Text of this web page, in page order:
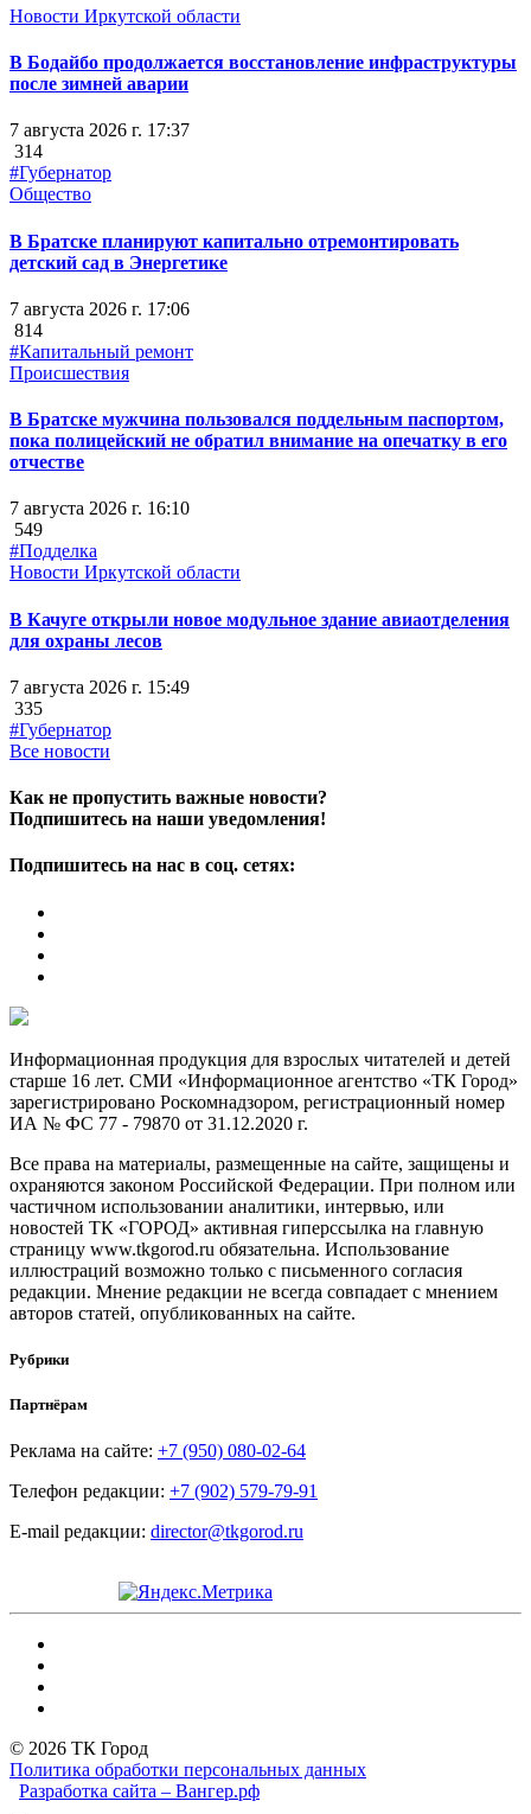
Новости Иркутской области
В Бодайбо продолжается восстановление инфраструктуры
после зимней аварии
7 августа 2026 г. 17:37
314
#Губернатор
Общество
В Братске планируют капитально отремонтировать
детский сад в Энергетике
7 августа 2026 г. 17:06
814
#Капитальный ремонт
Происшествия
В Братске мужчина пользовался поддельным паспортом,
пока полицейский не обратил внимание на опечатку в его
отчестве
7 августа 2026 г. 16:10
549
#Подделка
Новости Иркутской области
В Качуге открыли новое модульное здание авиаотделения
для охраны лесов
7 августа 2026 г. 15:49
335
#Губернатор
Все новости
Как не пропустить важные новости?
Подпишитесь на наши уведомления!
Подпишитесь на нас в соц. сетях:
Информационная продукция для взрослых читателей и детей
старше 16 лет. СМИ «Информационное агентство «ТК Город»
зарегистрировано Роскомнадзором, регистрационный номер
ИА № ФС 77 - 79870 от 31.12.2020 г.
Все права на материалы, размещенные на сайте, защищены и
охраняются законом Российской Федерации. При полном или
частичном использовании аналитики, интервью, или
новостей ТК «ГОРОД» активная гиперссылка на главную
страницу www.tkgorod.ru обязательна. Использование
иллюстраций возможно только с письменного согласия
редакции. Мнение редакции не всегда совпадает с мнением
авторов статей, опубликованных на сайте.
Рубрики
Партнёрам
Реклама на сайте: +7 (950) 080-02-64
Телефон редакции: +7 (902) 579-79-91
E-mail редакции: director@tkgorod.ru
© 2026 ТК Город
Политика обработки персональных данных
Разработка сайта – Вангер.рф